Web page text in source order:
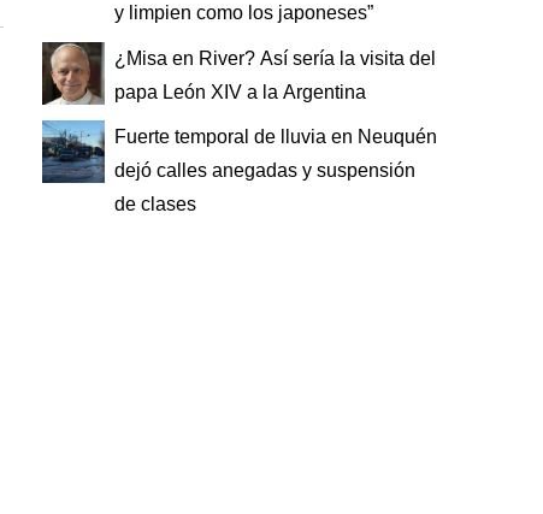
y limpien como los japoneses”
¿Misa en River? Así sería la visita del
papa León XIV a la Argentina
Fuerte temporal de lluvia en Neuquén
dejó calles anegadas y suspensión
de clases